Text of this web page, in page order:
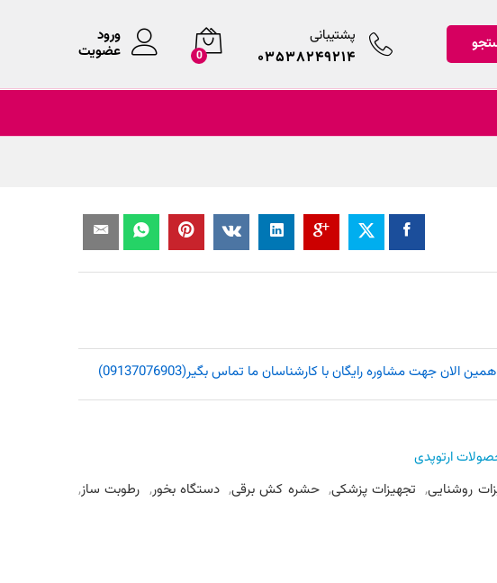
پشتیبانی
۰۳۵۳۸۲۴۹۲۱۴ 0
ورود
عضویت
جهت مشاوره رایگان با کارشناسان ما تماس بگیر(09137076903)
ارتوپدی
روشنایی, تجهیزات پزشکی, حشره کش برقی, دستگاه بخور, رطوبت ساز,